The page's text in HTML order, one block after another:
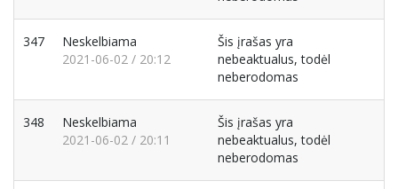
347
Neskelbiama
2021-06-02 / 20:12
Šis įrašas yra
nebeaktualus, todėl
neberodomas
348
Neskelbiama
2021-06-02 / 20:11
Šis įrašas yra
nebeaktualus, todėl
neberodomas